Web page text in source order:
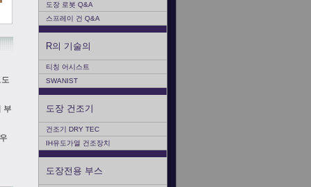
부
도장 로봇 Q&A
스프레이 건 Q&A
R의 기술의
티칭 어시스트
SWANIST
도장 건조기
건조기 DRY TEC
IH유도가열 건조장치
도장전용 부스